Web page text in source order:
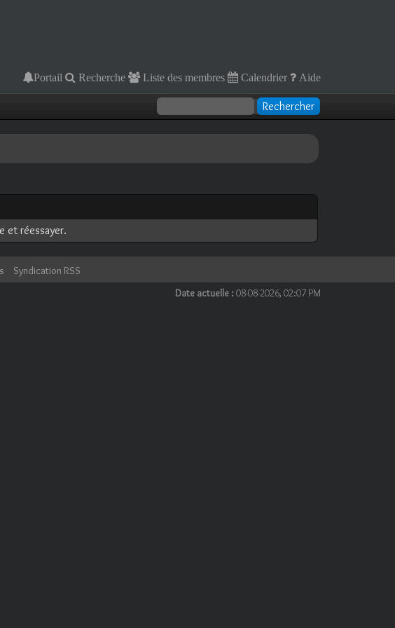
Portail Recherche Liste des membres Calendrier Aide
et réessayer.
Syndication RSS
Date actuelle :08-08-2026, 02:07 PM